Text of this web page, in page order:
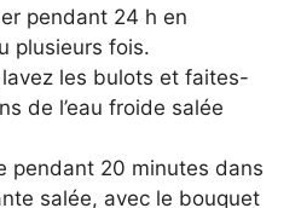
pendant 24 h en
plusieurs fois.
les bulots et faites-
de l’eau froide salée
pendant 20 minutes dans
salée, avec le bouquet